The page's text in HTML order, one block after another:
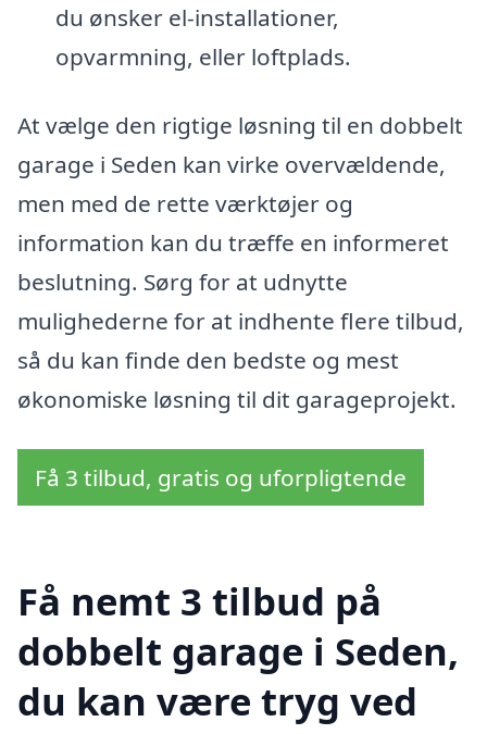
du ønsker el-installationer,
opvarmning, eller loftplads.
At vælge den rigtige løsning til en dobbelt
garage i Seden kan virke overvældende,
men med de rette værktøjer og
information kan du træffe en informeret
beslutning. Sørg for at udnytte
mulighederne for at indhente flere tilbud,
så du kan finde den bedste og mest
økonomiske løsning til dit garageprojekt.
Få 3 tilbud, gratis og uforpligtende
Få nemt 3 tilbud på
dobbelt garage i Seden,
du kan være tryg ved